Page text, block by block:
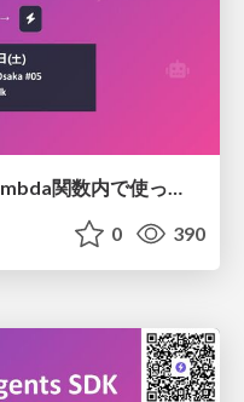
AWS Strands Agents SDK Lambda関数内で使ってみた
0 390